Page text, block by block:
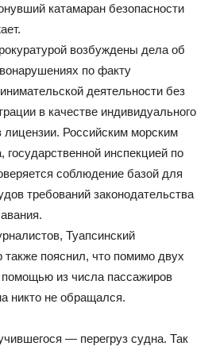
катамаран безопасности
возбуждены дела об
по факту
деятельности без
в качестве индивидуального
лицензии. Российским морским
государственной инспекцией по
соблюдение базой для
требований законодательства
Туапсинский
также пояснил, что помимо двух
из числа пассажиров
никто не обращался.
— перегруз судна. Так